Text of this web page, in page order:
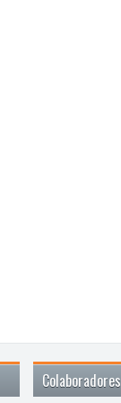
Colaboradores